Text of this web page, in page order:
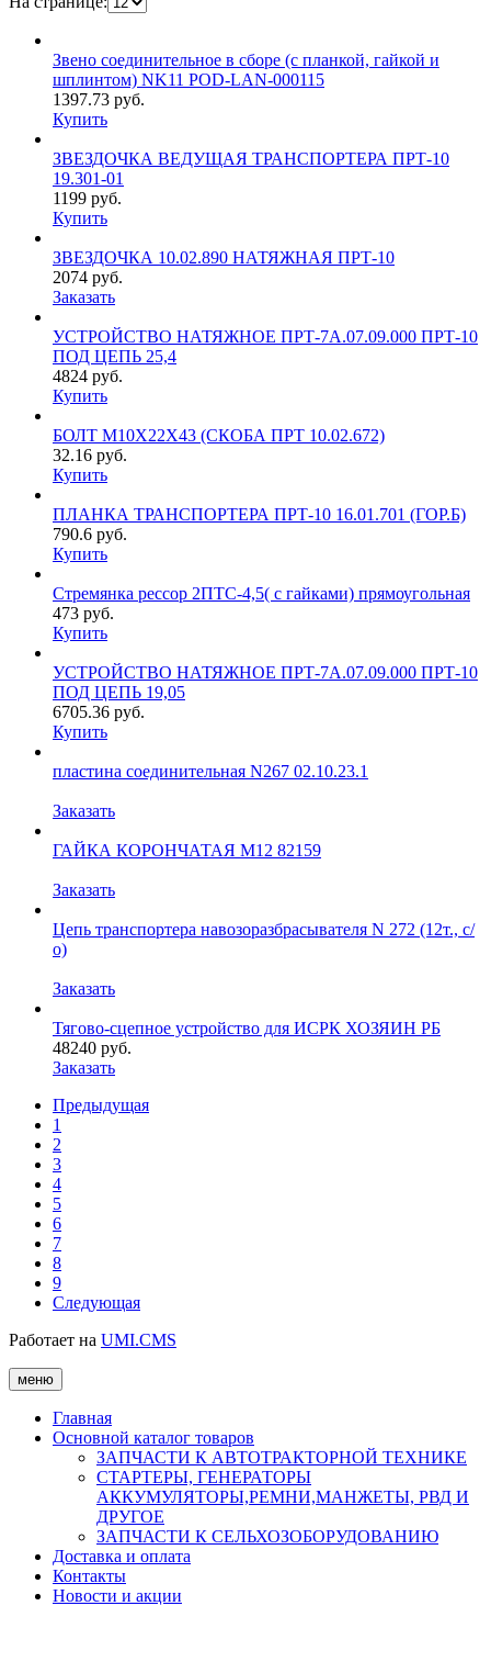
Звено соединительное в сборе (с планкой, гайкой и
шплинтом) NK11 POD-LAN-000115
1397.73 руб.
Купить
ЗВЕЗДОЧКА ВЕДУЩАЯ ТРАНСПОРТЕРА ПРТ-10
19.301-01
1199 руб.
Купить
ЗВЕЗДОЧКА 10.02.890 НАТЯЖНАЯ ПРТ-10
2074 руб.
Заказать
УСТРОЙСТВО НАТЯЖНОЕ ПРТ-7А.07.09.000 ПРТ-10
ПОД ЦЕПЬ 25,4
4824 руб.
Купить
БОЛТ М10Х22Х43 (СКОБА ПРТ 10.02.672)
32.16 руб.
Купить
ПЛАНКА ТРАНСПОРТЕРА ПРТ-10 16.01.701 (ГОР.Б)
790.6 руб.
Купить
Стремянка рессор 2ПТС-4,5( с гайками) прямоугольная
473 руб.
Купить
УСТРОЙСТВО НАТЯЖНОЕ ПРТ-7А.07.09.000 ПРТ-10
ПОД ЦЕПЬ 19,05
6705.36 руб.
Купить
пластина соединительная N267 02.10.23.1
Заказать
ГАЙКА КОРОНЧАТАЯ М12 82159
Заказать
Цепь транспортера навозоразбрасывателя N 272 (12т., с/
о)
Заказать
Тягово-сцепное устройство для ИСРК ХОЗЯИН РБ
48240 руб.
Заказать
Предыдущая
1
2
3
4
5
6
7
8
9
Следующая
Работает на UMI.CMS
меню
Главная
Основной каталог товаров
ЗАПЧАСТИ К АВТОТРАКТОРНОЙ ТЕХНИКЕ
СТАРТЕРЫ, ГЕНЕРАТОРЫ
АККУМУЛЯТОРЫ,РЕМНИ,МАНЖЕТЫ, РВД И
ДРУГОЕ
ЗАПЧАСТИ К СЕЛЬХОЗОБОРУДОВАНИЮ
Доставка и оплата
Контакты
Новости и акции